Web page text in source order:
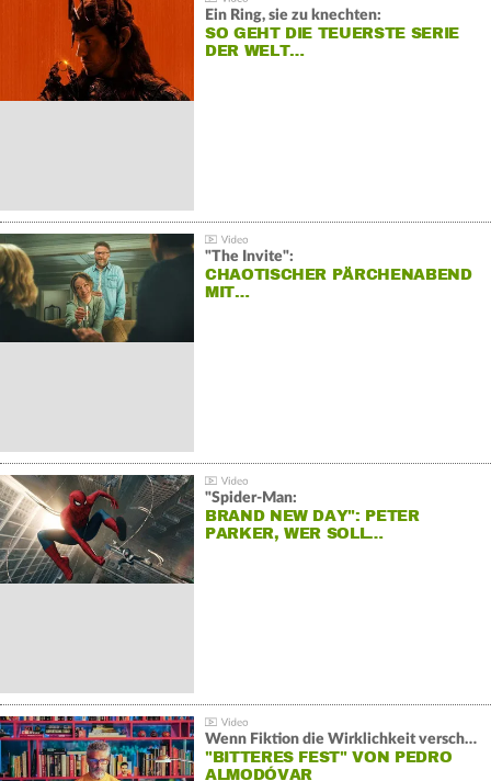
Ein Ring, sie zu knechten:
SO GEHT DIE TEUERSTE SERIE
DER WELT…
"The Invite":
CHAOTISCHER PÄRCHENABEND
MIT…
"Spider-Man:
BRAND NEW DAY": PETER
PARKER, WER SOLL…
Wenn Fiktion die Wirklichkeit verschiebt:
"BITTERES FEST" VON PEDRO
ALMODÓVAR